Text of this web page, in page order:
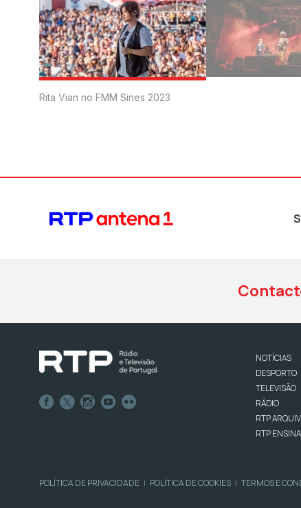
Rita Vian no FMM Sines 2023
NOTÍCIAS
DESPORTO
TELEVISÃO
RÁDIO
RTP
RTP ENSINA
POLÍTICA DE PRIVACIDADE | POLÍTICA DE COOKIES | TERMOS E